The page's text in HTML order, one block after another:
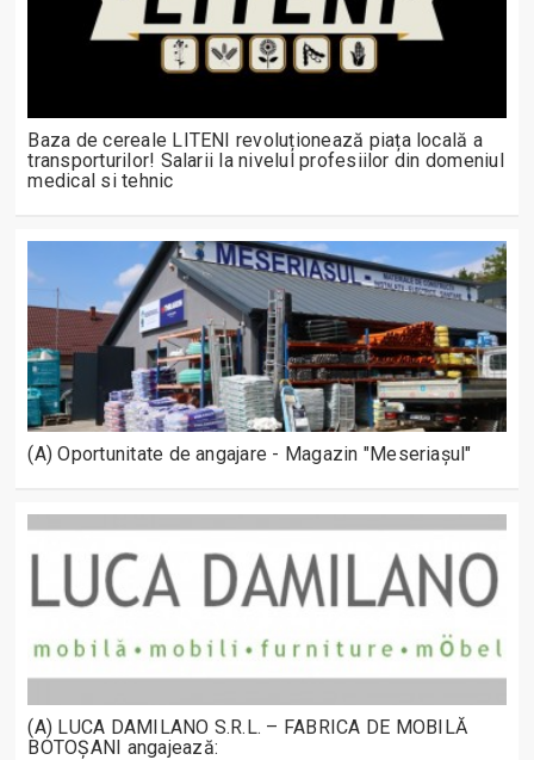
Baza de cereale LITENI revoluționează piața locală a
transporturilor! Salarii la nivelul profesiilor din domeniul
medical si tehnic
(A) Oportunitate de angajare - Magazin "Meseriașul"
(A) LUCA DAMILANO S.R.L. – FABRICA DE MOBILĂ
BOTOȘANI angajează: